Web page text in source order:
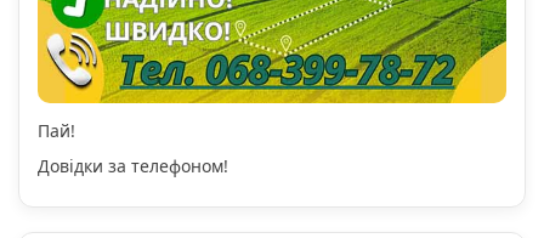
Пай!
Довідки за телефоном!